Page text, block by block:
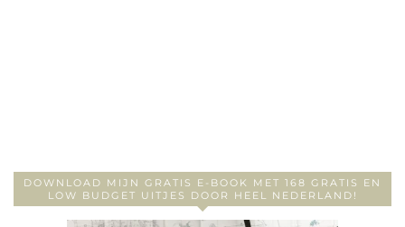
DOWNLOAD MIJN GRATIS E-BOOK MET 168 GRATIS EN
LOW BUDGET UITJES DOOR HEEL NEDERLAND!